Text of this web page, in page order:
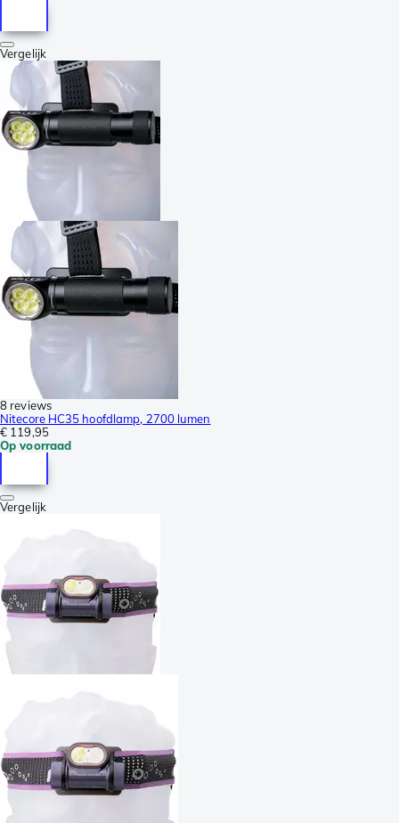
Vergelijk
8 reviews
Nitecore HC35 hoofdlamp, 2700 lumen
€ 119,95
Op voorraad
Vergelijk